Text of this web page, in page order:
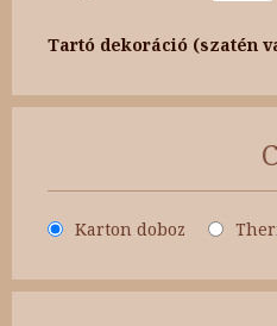
Tartó dekoráció (szatén
Karton doboz